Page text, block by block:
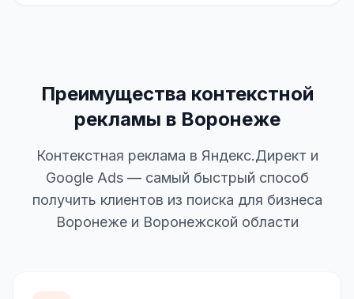
Преимущества контекстной
рекламы в Воронеже
Контекстная реклама в Яндекс.Директ и
Google Ads — самый быстрый способ
получить клиентов из поиска для бизнеса
Воронеже и Воронежской области